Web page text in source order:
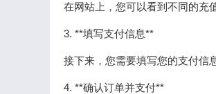
在网站上，您可以看到不同的充
3. **填写支付信息**
接下来，您需要填写您的支付信
4. **确认订单并支付**